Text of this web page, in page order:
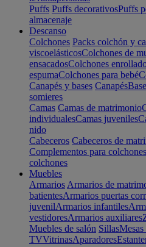
Puffs Puffs decorativosPuffs
almacenaje
Descanso
Colchones Packs colchón y
viscoelásticosColchones de
ensacadosColchones
espumaColchones para bebé
Canapés y bases Canapés
somieres
Camas Camas de matrimonio
individualesCamas juveniles
nido
Cabeceros Cabeceros de
Complementos para colchones
colchones
Muebles
Armarios Armarios de
batientesArmarios puertas
juvenilArmarios infantiles
vestidoresArmarios auxiliares
Muebles de salón SillasMesas
TVVitrinasAparadores